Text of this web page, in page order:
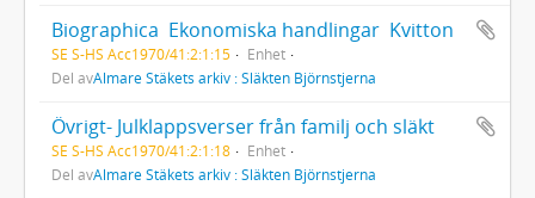
Biographica  Ekonomiska handlingar  Kvitton
SE S-HS Acc1970/41:2:1:15
Enhet
Del avAlmare Stäkets arkiv : Släkten Björnstjerna
Övrigt- Julklappsverser från familj och släkt
SE S-HS Acc1970/41:2:1:18
Enhet
Del avAlmare Stäkets arkiv : Släkten Björnstjerna